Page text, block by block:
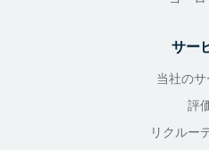
サー
当社のサ
評
リクルー